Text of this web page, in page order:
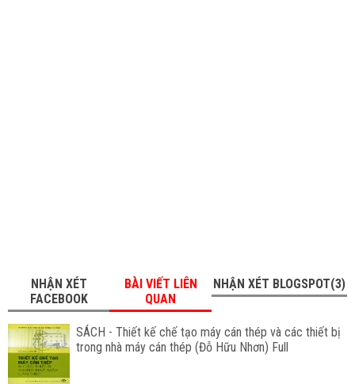
NHẬN XÉT
FACEBOOK
BÀI VIẾT LIÊN
QUAN
NHẬN XÉT BLOGSPOT(3)
SÁCH - Thiết kế chế tạo máy cán thép và các thiết bị
trong nhà máy cán thép (Đỗ Hữu Nhơn) Full